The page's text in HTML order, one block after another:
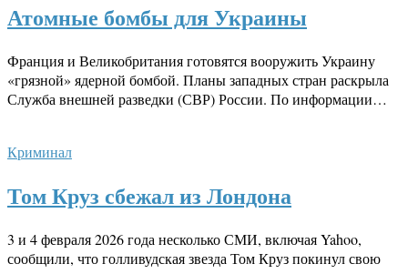
Атомные бомбы для Украины
Франция и Великобритания готовятся вооружить Украину
«грязной» ядерной бомбой. Планы западных стран раскрыла
Служба внешней разведки (СВР) России. По информации…
Криминал
Том Круз сбежал из Лондона
3 и 4 февраля 2026 года несколько СМИ, включая Yahoo,
сообщили, что голливудская звезда Том Круз покинул свою